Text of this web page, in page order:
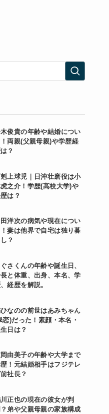
俊貴の年齢や結婚につい
両親(父親母親)や学歴経
？
上球児｜日沖壮磨役は小
之介！学歴(高校大学)や
は？
洋次の病気や現在につい
妻は他界で自宅は独り暮
？
さくんの年齢や誕生日、
と体重、出身、本名、学
経歴を解説。
なのの前世はあみちゃん
恋)だった！素顔・本名・
日は？
由美子の年齢や大学まで
！元結婚相手はフジテレ
社長？
正也の現在の彼女が判
弟や父親母親の家族構成